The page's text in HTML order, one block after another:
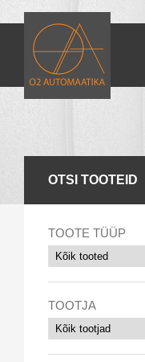
OTSI TOOTEID
TOOTE TÜÜP
TOOTJA